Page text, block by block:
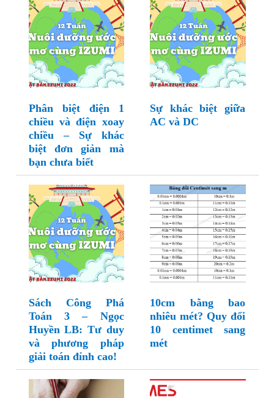
Phân biệt điện 1
chiều và điện xoay
chiều – Sự khác
biệt đơn giản mà
bạn chưa biết
Sự khác biệt giữa
AC và DC
Sách Công Phá
Toán 3 – Ngọc
Huyền LB: Tư duy
và phương pháp
giải toán đỉnh cao!
10cm bằng bao
nhiêu mét? Quy đổi
10 centimet sang
mét